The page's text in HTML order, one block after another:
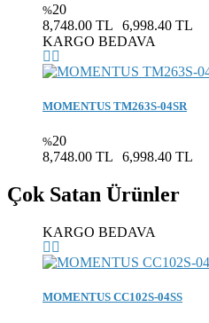
%20
8,748.00 TL
6,998.40 TL
KARGO BEDAVA
MOMENTUS TM263S-04SR
%20
8,748.00 TL
6,998.40 TL
Çok Satan Ürünler
KARGO BEDAVA
MOMENTUS CC102S-04SS